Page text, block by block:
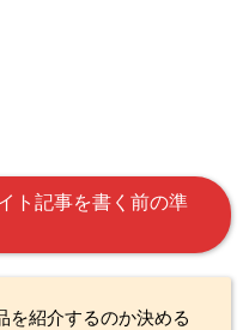
ト記事を書く前の準
を紹介するのか決める